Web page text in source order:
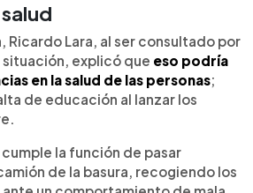
Ricardo Lara, al ser consultado por
explicó que eso podría
en la salud de las personas;
de educación al lanzar los
la función de pasar
de la basura, recogiendo los